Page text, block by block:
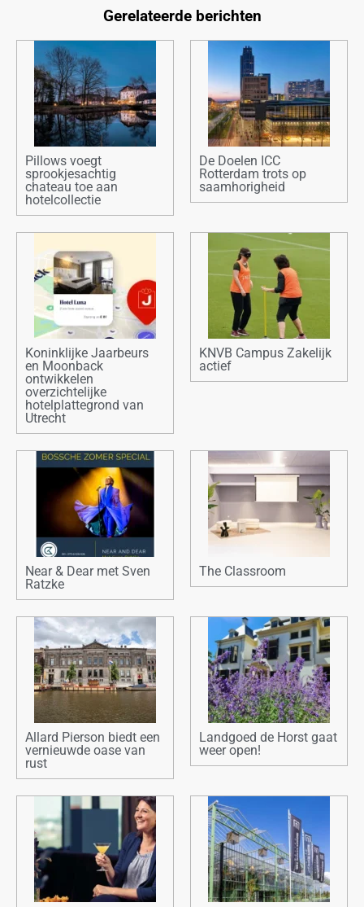
Gerelateerde berichten
Pillows voegt
sprookjesachtig
chateau toe aan
hotelcollectie
De Doelen ICC
Rotterdam trots op
saamhorigheid
Koninklijke Jaarbeurs
en Moonback
ontwikkelen
overzichtelijke
hotelplattegrond van
Utrecht
KNVB Campus Zakelijk
actief
Near & Dear met Sven
Ratzke
The Classroom
Allard Pierson biedt een
vernieuwde oase van
rust
Landgoed de Horst gaat
weer open!